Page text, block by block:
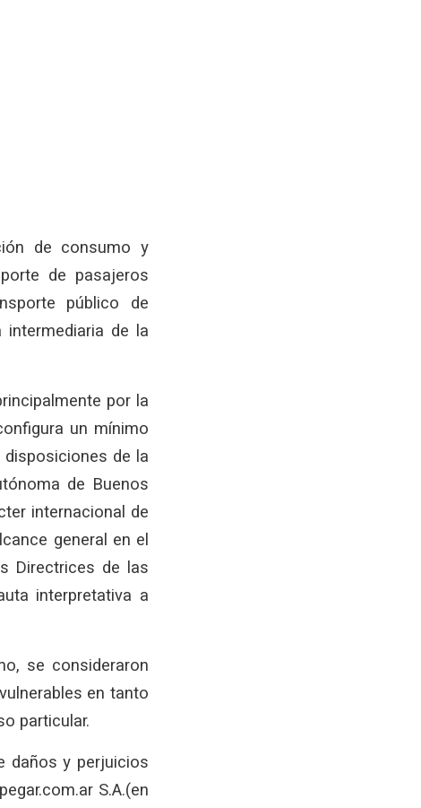
de consumo y
de pasajeros
público de
de la
por la
un mínimo
de la
de Buenos
internacional de
general en el
Directrices de las
interpretativa a
se consideraron
en tanto
particular.
daños y perjuicios
S.A.(en